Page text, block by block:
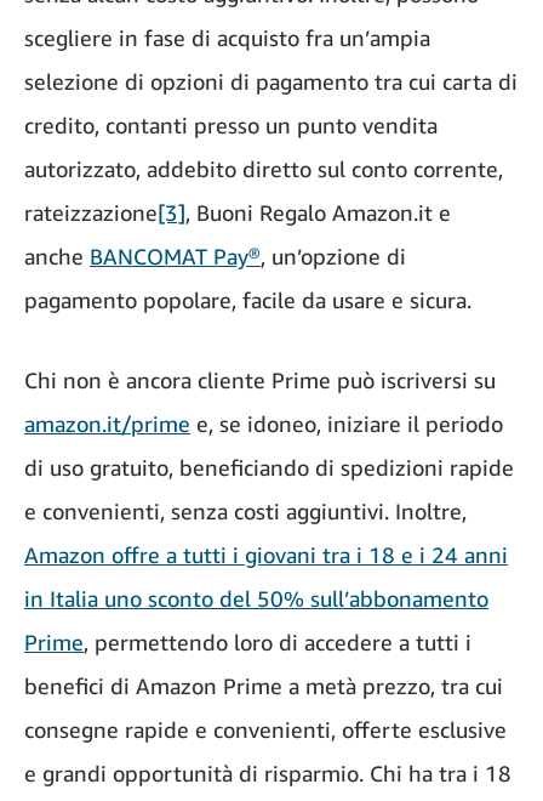
scegliere in fase di acquisto fra un’ampia
selezione di opzioni di pagamento tra cui carta di
credito, contanti presso un punto vendita
autorizzato, addebito diretto sul conto corrente,
rateizzazione[3], Buoni Regalo Amazon.it e
anche BANCOMAT Pay®, un’opzione di
pagamento popolare, facile da usare e sicura.
Chi non è ancora cliente Prime può iscriversi su
amazon.it/prime e, se idoneo, iniziare il periodo
di uso gratuito, beneficiando di spedizioni rapide
e convenienti, senza costi aggiuntivi. Inoltre,
Amazon offre a tutti i giovani tra i 18 e i 24 anni
in Italia uno sconto del 50% sull’abbonamento
Prime, permettendo loro di accedere a tutti i
benefici di Amazon Prime a metà prezzo, tra cui
consegne rapide e convenienti, offerte esclusive
e grandi opportunità di risparmio. Chi ha tra i 18